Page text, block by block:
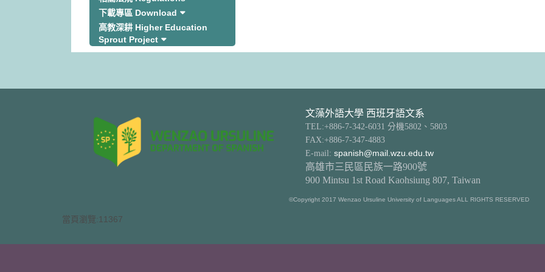
下載專區 Download
高教深耕 Higher Education
Sprout Project
文藻外語大學 西班牙語文系
TEL:+886-7-342-6031 分機5802、5803
FAX:+886-7-347-4883
E-mail: spanish@mail.wzu.edu.tw
高雄市三民區民族一路900號
900 Mintsu 1st Road Kaohsiung 807, Taiwan
©Copyright 2017 Wenzao Ursuline University of Languages ALL RIGHTS RESERVED
當頁瀏覽:11367